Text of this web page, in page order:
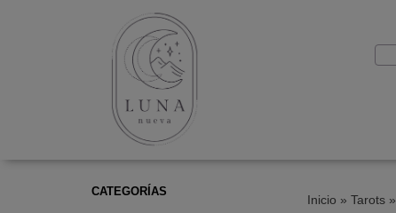
CATEGORÍAS
Inicio » Tarots»